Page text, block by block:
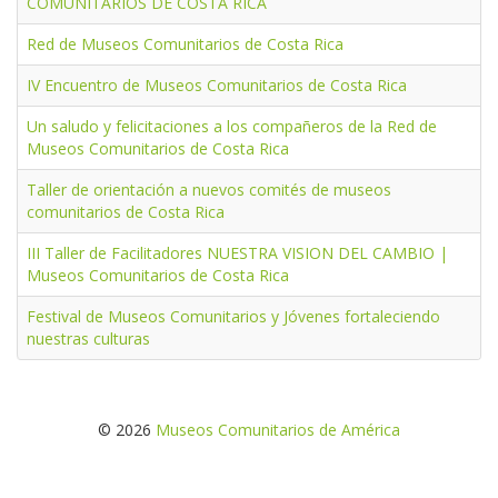
Red de Museos Comunitarios de Costa Rica
IV Encuentro de Museos Comunitarios de Costa Rica
Un saludo y felicitaciones a los compañeros de la Red de
Museos Comunitarios de Costa Rica
Taller de orientación a nuevos comités de museos
comunitarios de Costa Rica
III Taller de Facilitadores NUESTRA VISION DEL CAMBIO |
Museos Comunitarios de Costa Rica
Festival de Museos Comunitarios y Jóvenes fortaleciendo
nuestras culturas
© 2026 Museos Comunitarios de América